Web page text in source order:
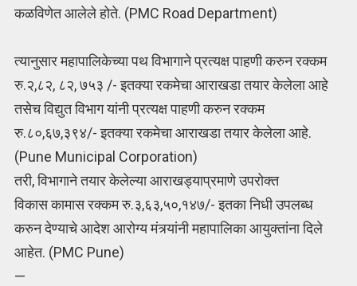
कळविणेत आलेले होते. (PMC Road Department)
त्यानुसार महापालिकेच्या पथ विभागाने प्रत्यक्ष पाहणी करुन रक्कम
रु.२,८२, ८२, ७५३ /- इतक्या रकमेचा आराखडा तयार केलेला आहे
तसेच विद्युत विभाग यांनी प्रत्यक्ष पाहणी करुन रक्कम
रु.८०,६७,३९४/- इतक्या रकमेचा आराखडा तयार केलेला आहे.
(Pune Municipal Corporation)
तरी, विभागाने तयार केलेल्या आराखड्याप्रमाणे उपरोक्त
विकास कामास रक्कम रु.३,६३,५०,१४७/- इतका निधी उपलब्ध
करुन देण्याचे आदेश आरोग्य मंत्र्यांनी महापालिका आयुक्तांना दिले
आहेत. (PMC Pune)
—